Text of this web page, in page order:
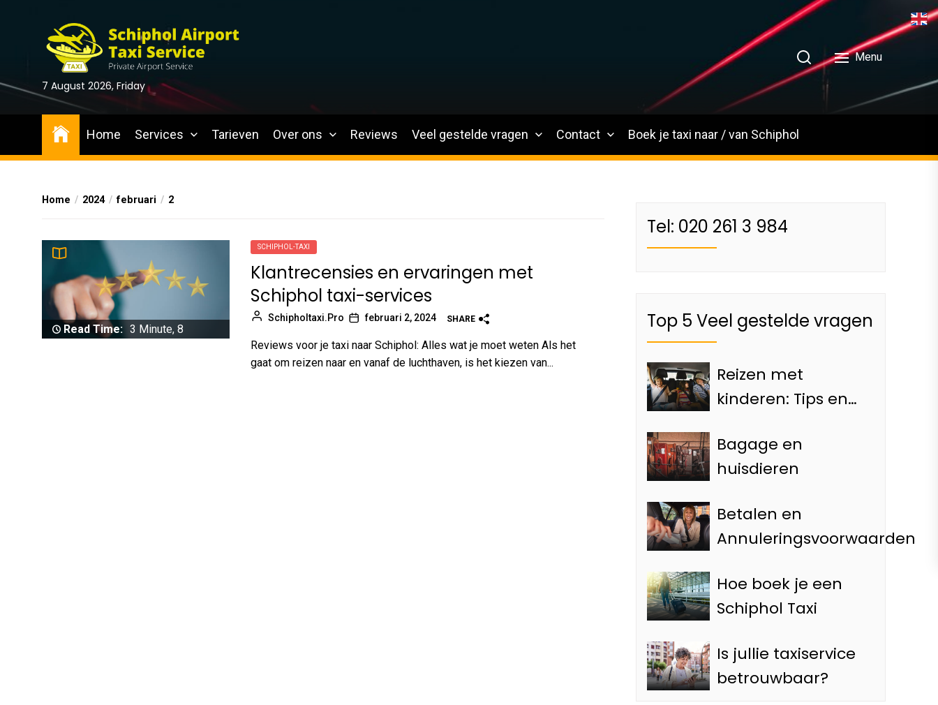
7 August 2026, Friday
Menu
Home Services Tarieven Over ons Reviews Veel gestelde vragen Contact Boek je taxi naar / van Schiphol
Home 2024 februari 2
Read Time: 3 Minute, 8
SCHIPHOL-TAXI
Klantrecensies en ervaringen met
Schiphol taxi-services
Schipholtaxi.Pro februari 2, 2024 SHARE
Reviews voor je taxi naar Schiphol: Alles wat je moet weten Als het
gaat om reizen naar en vanaf de luchthaven, is het kiezen van...
Tel: 020 261 3 984
Top 5 Veel gestelde vragen
Reizen met
kinderen: Tips en
Bagage en
huisdieren
Betalen en
Annuleringsvoorwaarden
Hoe boek je een
Schiphol Taxi
Is jullie taxiservice
betrouwbaar?